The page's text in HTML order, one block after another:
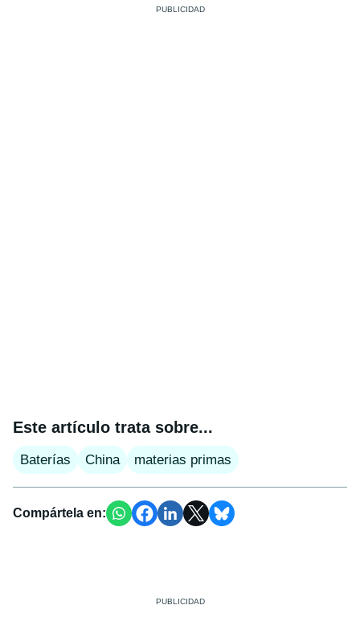
Este artículo trata sobre...
Baterías China materias primas
Compártela en: